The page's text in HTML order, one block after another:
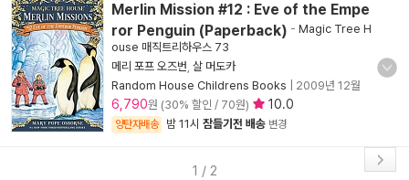
Merlin Mission #12 : Eve of the Empe
ror Penguin (Paperback) - Magic Tree H
ouse 매직트리하우스 73
메리 포프 오즈번 살 머도카
Random House Childrens Books
2009년 12월
6,790원 (30% 할인 / 70원) 10.0
양탄자배송 밤 11시 잠들기전 배송 변경
1 / 2